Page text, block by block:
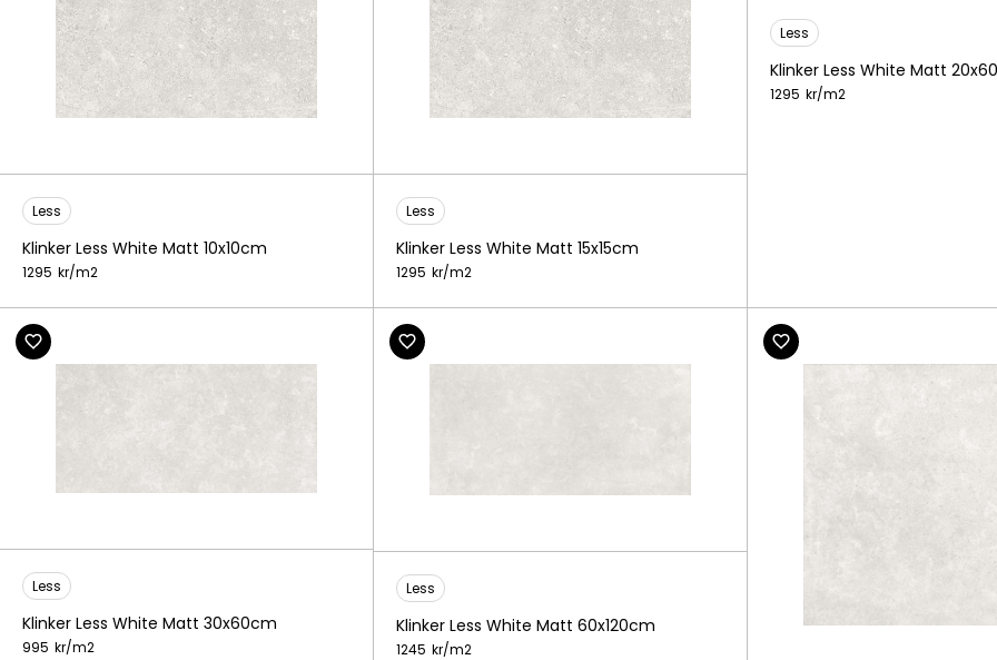
Less
Klinker Less White Matt 10x10cm
1295 kr/m2
Less
Klinker Less White Matt 15x15cm
1295 kr/m2
Less
Klinker Less White Matt
1295 kr/m2
Less
Klinker Less White Matt 30x60cm
995 kr/m2
Less
Klinker Less White Matt 60x120cm
1245 kr/m2